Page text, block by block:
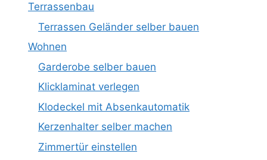
Terrassenbau
Terrassen Geländer selber bauen
Wohnen
Garderobe selber bauen
Klicklaminat verlegen
Klodeckel mit Absenkautomatik
Kerzenhalter selber machen
Zimmertür einstellen